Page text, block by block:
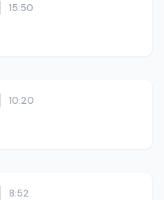
15:50
10:20
8:52